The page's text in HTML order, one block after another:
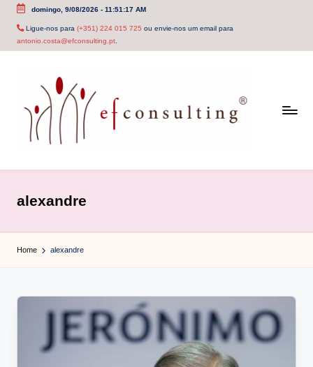
Skip
domingo, 9/08/2026- 11:51:17 AM
Ligue-nos para (+351) 224 015 725 ou envie-nos um email para
antonio.costa@efconsulting.pt.
c
o
n
u
alexandre
Home alexandre